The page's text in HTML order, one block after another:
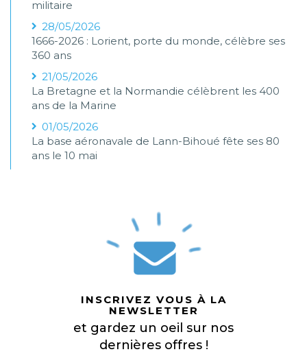
militaire
28/05/2026
1666-2026 : Lorient, porte du monde, célèbre ses
360 ans
21/05/2026
La Bretagne et la Normandie célèbrent les 400
ans de la Marine
01/05/2026
La base aéronavale de Lann-Bihoué fête ses 80
ans le 10 mai
INSCRIVEZ VOUS À LA
NEWSLETTER
et gardez un oeil sur nos
dernières offres !